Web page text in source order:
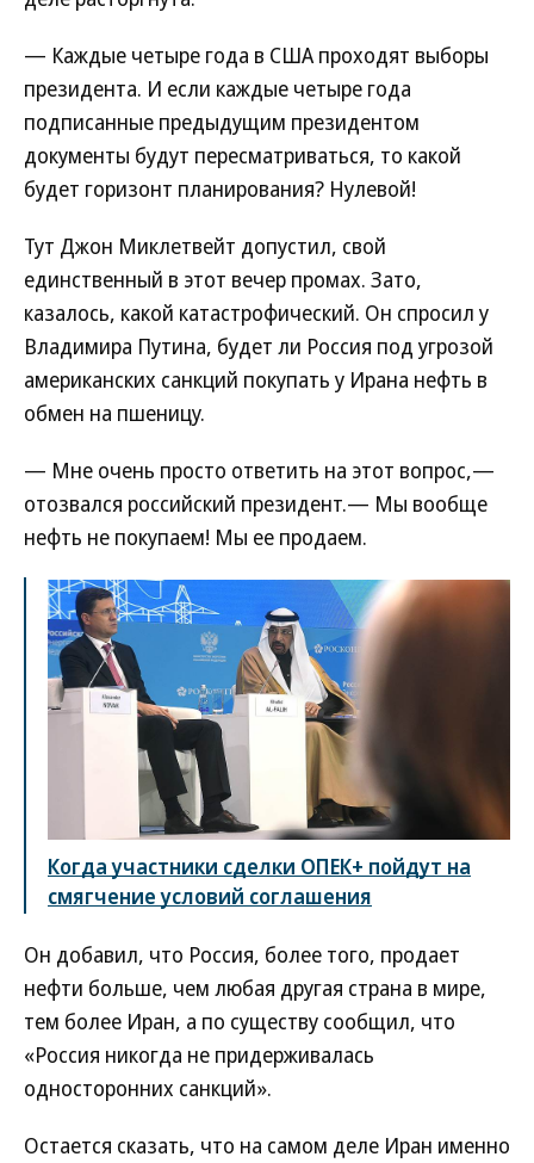
— Каждые четыре года в США проходят выборы
президента. И если каждые четыре года
подписанные предыдущим президентом
документы будут пересматриваться, то какой
будет горизонт планирования? Нулевой!
Тут Джон Миклетвейт допустил, свой
единственный в этот вечер промах. Зато,
казалось, какой катастрофический. Он спросил у
Владимира Путина, будет ли Россия под угрозой
американских санкций покупать у Ирана нефть в
обмен на пшеницу.
— Мне очень просто ответить на этот вопрос,—
отозвался российский президент.— Мы вообще
нефть не покупаем! Мы ее продаем.
Когда участники сделки ОПЕК+ пойдут на
смягчение условий соглашения
Он добавил, что Россия, более того, продает
нефти больше, чем любая другая страна в мире,
тем более Иран, а по существу сообщил, что
«Россия никогда не придерживалась
односторонних санкций».
Остается сказать, что на самом деле Иран именно